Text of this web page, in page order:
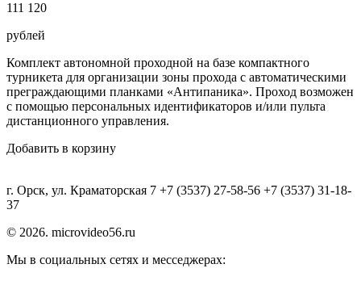
111 120
рублей
Комплект автономной проходной на базе компактного
турникета для организации зоны прохода с автоматическими
преграждающими планками «Антипаника». Проход возможен
с помощью персональных идентификаторов и/или пульта
дистанционного управления.
Добавить в корзину
г. Орск, ул. Краматорская 7 +7 (3537) 27-58-56 +7 (3537) 31-18-
37
© 2026. microvideo56.ru
Мы в социальных сетях и месседжерах: